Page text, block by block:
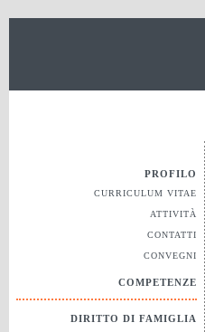
PROFILO
CURRICULUM VITAE
ATTIVITÀ
CONTATTI
CONVEGNI
COMPETENZE
DIRITTO DI FAMIGLIA